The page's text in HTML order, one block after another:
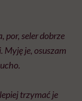
por, seler dobrze
Myję je, osuszam
⠀
trzymać je